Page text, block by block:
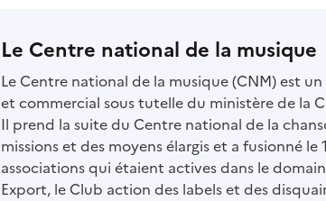
Le Centre national de la musique
Le Centre national de la musique (CNM) est
et commercial sous tutelle du ministère de la
Il prend la suite du Centre national de la
missions et des moyens élargis et a fusionné
associations qui étaient actives dans le
Export, le Club action des labels et des